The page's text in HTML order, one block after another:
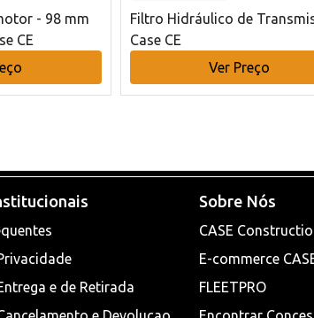
- 98 mm
CE
Filtro Hidráulico de
Case CE
Ver Preço
e de Retirada
Sobre Nós
CASE
E-commerce
FLEETPRO